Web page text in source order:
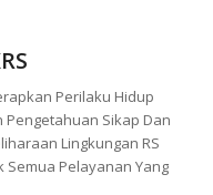
Perilaku Hidup
Sikap Dan
Lingkungan RS
Pelayanan Yang